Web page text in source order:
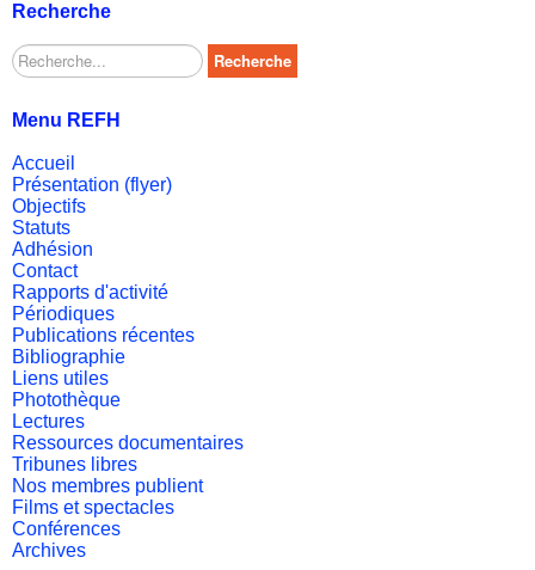
Recherche
Rechercher Recherche
Menu REFH
Accueil
Présentation (flyer)
Objectifs
Statuts
Adhésion
Contact
Rapports d'activité
Périodiques
Publications récentes
Bibliographie
Liens utiles
Photothèque
Lectures
Ressources documentaires
Tribunes libres
Nos membres publient
Films et spectacles
Conférences
Archives